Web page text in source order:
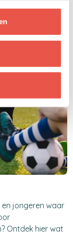
en jongeren waar
Ontdek hier wat